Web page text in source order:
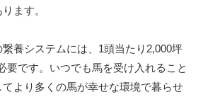
ます。
養システムには、1頭当たり2,000坪
要です。いつでも馬を受け入れること
より多くの馬が幸せな環境で暮らせ